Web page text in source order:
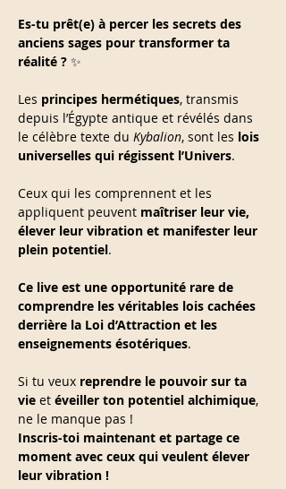
Es-tu prêt(e) à percer les secrets des
anciens sages pour transformer ta
réalité ? ✨
Les principes hermétiques, transmis
depuis l’Égypte antique et révélés dans
le célèbre texte du Kybalion, sont les lois
universelles qui régissent l’Univers.
Ceux qui les comprennent et les
appliquent peuvent maîtriser leur vie,
élever leur vibration et manifester leur
plein potentiel.
Ce live est une opportunité rare de
comprendre les véritables lois cachées
derrière la Loi d’Attraction et les
enseignements ésotériques.
Si tu veux reprendre le pouvoir sur ta
vie et éveiller ton potentiel alchimique,
ne le manque pas !
Inscris-toi maintenant et partage ce
moment avec ceux qui veulent élever
leur vibration !